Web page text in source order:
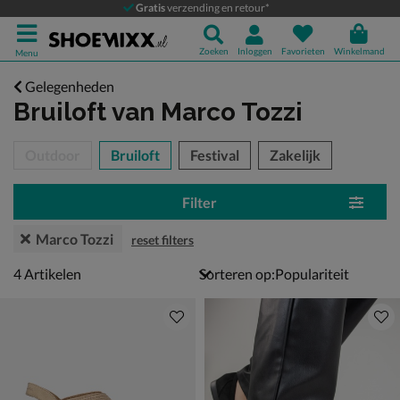
Gratisverzending en retour*
Menu Zoeken Inloggen Favorieten Winkelmand
Gelegenheden
Bruiloftvan Marco Tozzi
Bruiloft Festival Zakelijk
Filter
Marco Tozzi reset filters
4 artikelen
4Artikelen Sorteren op: